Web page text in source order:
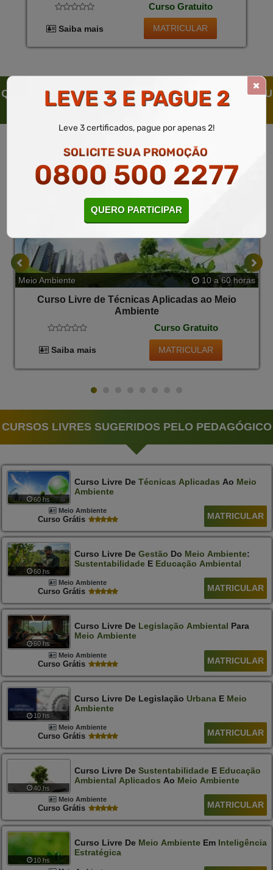
Ambientais e Garantindo a Conformidade Legal das
Atividades. Ele Também Assessora Empresas na
Adoção de Práticas Ambientalmente Responsáveis,
Buscando a Redução de Impactos Ambientais e a
Curso Gratuito
Saiba mais MATRICULAR
QUEM SOLICITOU ESTE CURSO LIVRE, SOLICITOU
TAMBÉM
Meio Ambiente 10 a 60 horas
Curso Livre de Técnicas Aplicadas ao Meio
Ambiente
Curso Gratuito
Saiba mais MATRICULAR
CURSOS LIVRES SUGERIDOS PELO PEDAGÓGICO
60 hs
Curso Livre De Técnicas Aplicadas Ao Meio
Ambiente
Meio Ambiente
Curso Grátis MATRICULAR
60 hs
Curso Livre De Gestão Do Meio Ambiente:
SustentabilidadeE Educação Ambiental
Meio Ambiente
Curso Grátis MATRICULAR
60 hs
Curso Livre De Legislação Ambiental Para
Meio Ambiente
Meio Ambiente
Curso Grátis MATRICULAR
10 hs
Curso Livre De Legislação UrbanaE Meio
Ambiente
Meio Ambiente
Curso Grátis MATRICULAR
40 hs
Curso Livre De SustentabilidadeE Educação
Ambiental Aplicados Ao Meio Ambiente
Meio Ambiente
Curso Grátis MATRICULAR
10 hs
Curso Livre De Meio AmbienteEm Inteligência
Estratégica
LEVE 3 E PAGUE 2
Leve 3 certificados, pague por apenas 2!
SOLICITE SUA PROMOÇÃO
0800 500 2277
QUERO PARTICIPAR